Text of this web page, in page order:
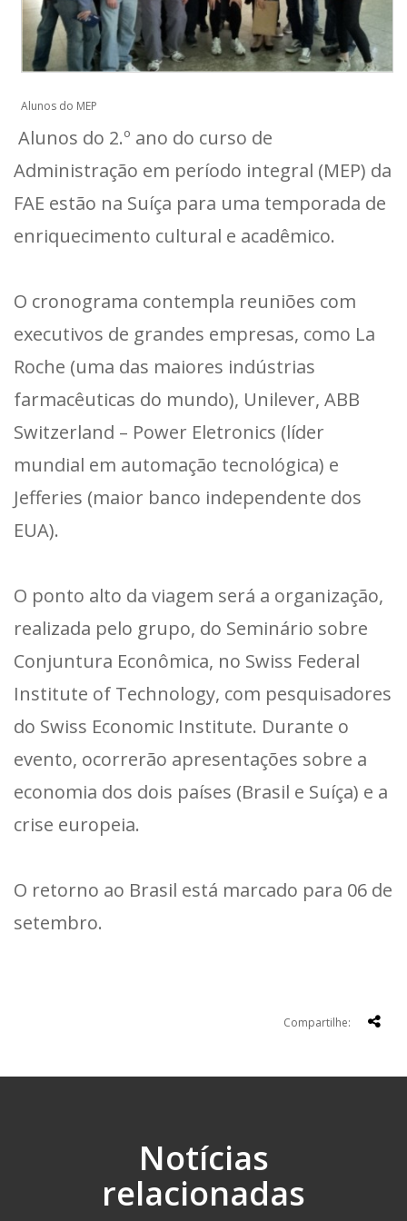
Alunos do MEP
Alunos do 2.º ano do curso de
Administração em período integral (MEP) da
FAE estão na Suíça para uma temporada de
enriquecimento cultural e acadêmico.
O cronograma contempla reuniões com
executivos de grandes empresas, como La
Roche (uma das maiores indústrias
farmacêuticas do mundo), Unilever, ABB
Switzerland – Power Eletronics (líder
mundial em automação tecnológica) e
Jefferies (maior banco independente dos
EUA).
O ponto alto da viagem será a organização,
realizada pelo grupo, do Seminário sobre
Conjuntura Econômica, no Swiss Federal
Institute of Technology, com pesquisadores
do Swiss Economic Institute. Durante o
evento, ocorrerão apresentações sobre a
economia dos dois países (Brasil e Suíça) e a
crise europeia.
O retorno ao Brasil está marcado para 06 de
setembro.
Compartilhe:
Notícias
relacionadas